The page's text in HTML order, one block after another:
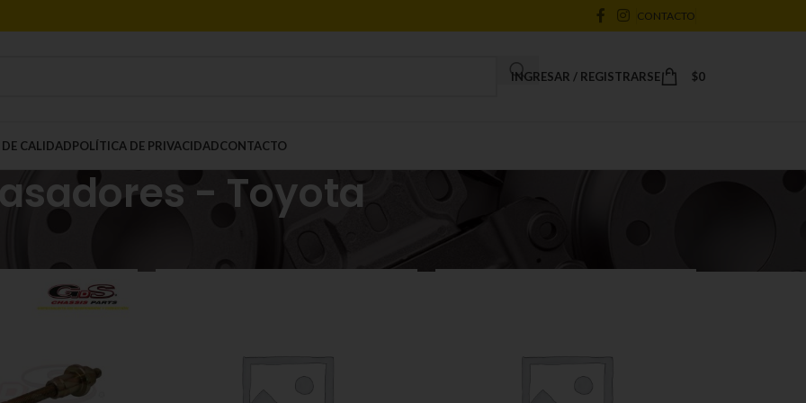
CONTACTO
INGRESAR / REGISTRARSE $0
CALIDADPOLÍTICA DE PRIVACIDADCONTACTO
- Toyota